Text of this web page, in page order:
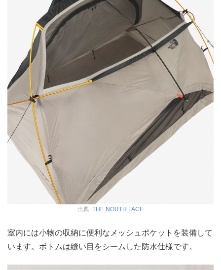
出典: THE NORTH FACE
室内には小物の収納に便利なメッシュポケットを装備して
います。ボトムは縫い目をシームした防水仕様です。